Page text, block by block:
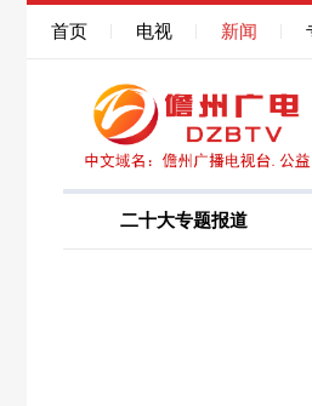
首页 电视 新闻
二十大专题报道